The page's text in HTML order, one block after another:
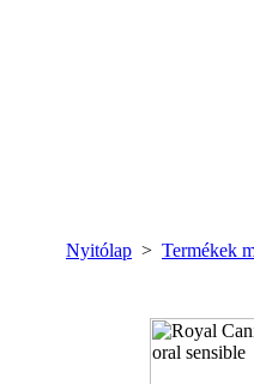
Nyitólap > Termékek